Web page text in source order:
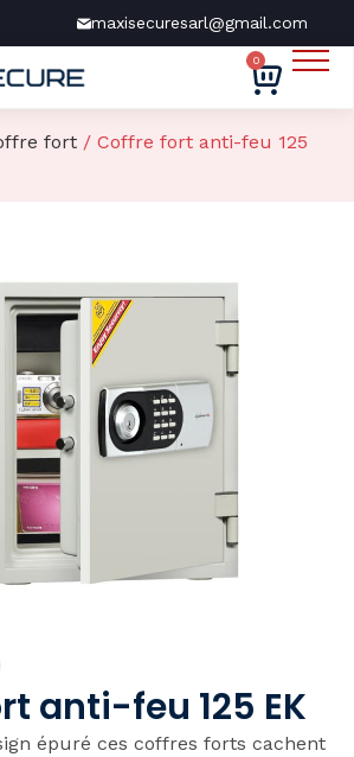
0
fort / Coffre fort anti-feu 125
anti-feu 125 EK
épuré ces coffres forts cachent